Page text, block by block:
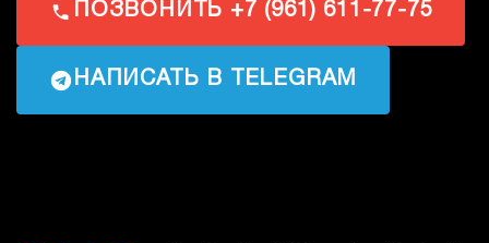
ПОЗВОНИТЬ +7 (961) 611-77-75
НАПИСАТЬ В TELEGRAM